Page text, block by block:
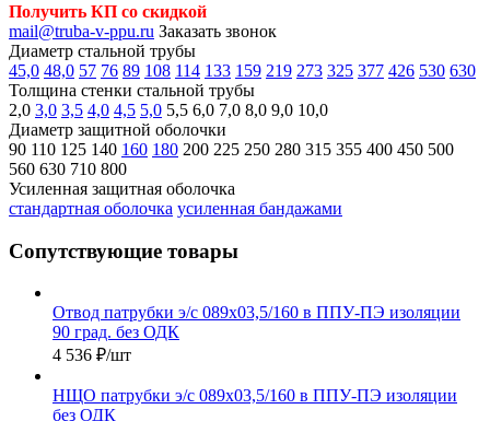
Получить КП со скидкой
mail@truba-v-ppu.ru Заказать звонок
Диаметр стальной трубы
45,0 48,0 57 76 89 108 114 133 159 219 273 325 377 426 530 630
Толщина стенки стальной трубы
2,0 3,0 3,5 4,0 4,5 5,0 5,5 6,0 7,0 8,0 9,0 10,0
Диаметр защитной оболочки
90 110 125 140 160 180 200 225 250 280 315 355 400 450 500
560 630 710 800
Усиленная защитная оболочка
стандартная оболочка усиленная бандажами
Сопутствующие товары
Отвод патрубки э/с 089х03,5/160 в ППУ-ПЭ изоляции
90 град. без ОДК
4 536 ₽/шт
НЩО патрубки э/с 089х03,5/160 в ППУ-ПЭ изоляции
без ОДК